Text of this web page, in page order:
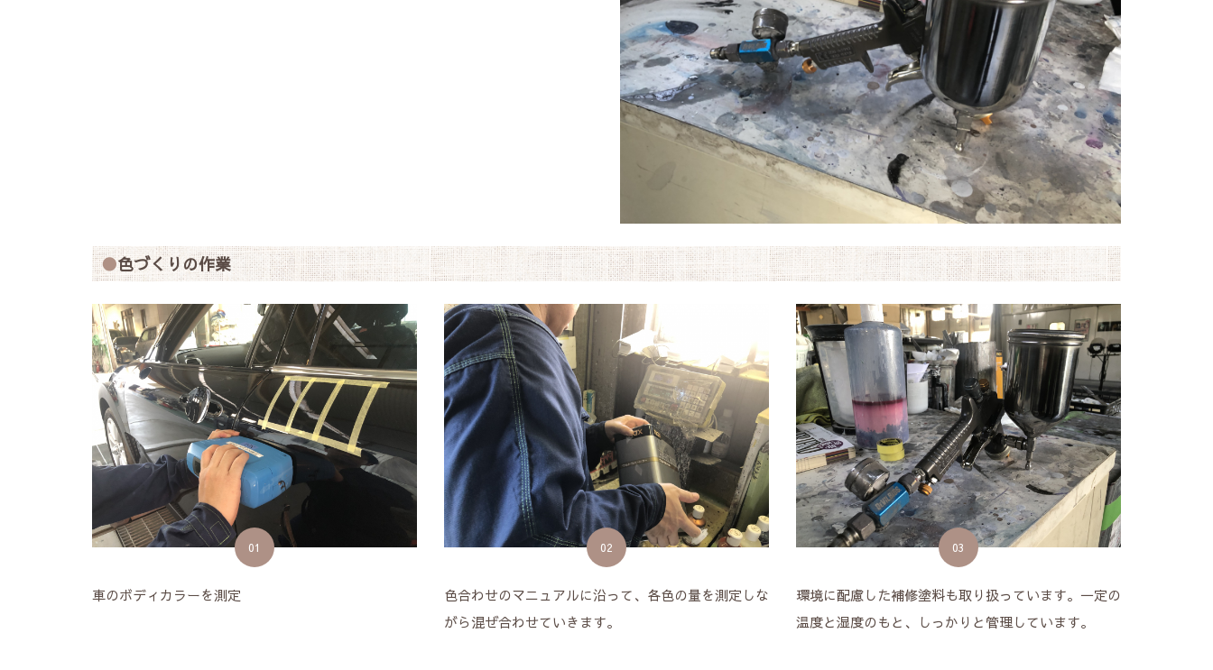
色づくりの作業
01
車のボディカラーを測定
02
色合わせのマニュアルに沿って、各色の量を測定しな
がら混ぜ合わせていきます。
03
環境に配慮した補修塗料も取り扱っています。一定の
温度と湿度のもと、しっかりと管理しています。